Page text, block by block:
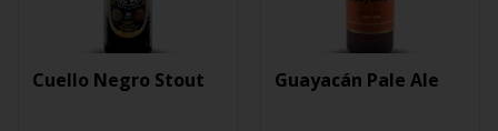
Cuello Negro Stout Guayacán Pale Ale